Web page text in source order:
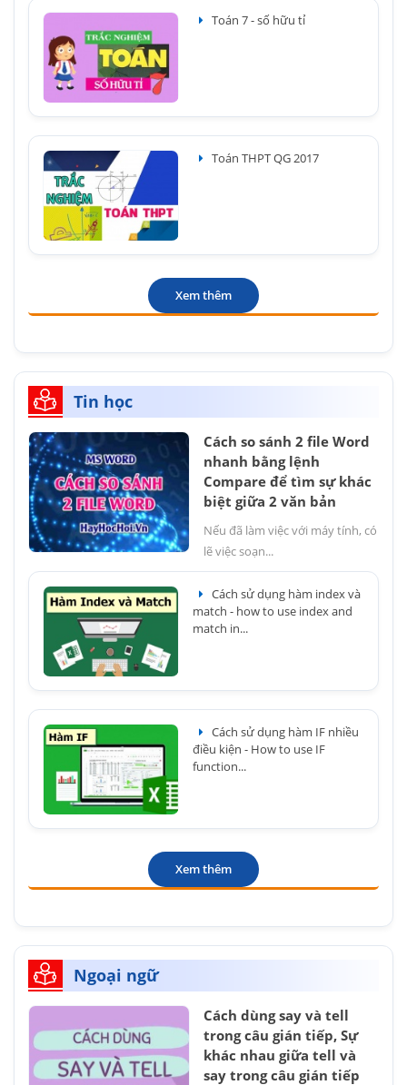
Toán 7 - số hữu tỉ
Toán THPT QG 2017
Xem thêm
Tin học
Cách so sánh 2 file Word
nhanh bằng lệnh
Compare để tìm sự khác
biệt giữa 2 văn bản
Nếu đã làm việc với máy tính, có
lẽ việc soạn...
Cách sử dụng hàm index và
match - how to use index and
match in...
Cách sử dụng hàm IF nhiều
điều kiện - How to use IF
function...
Xem thêm
Ngoại ngữ
Cách dùng say và tell
trong câu gián tiếp, Sự
khác nhau giữa tell và
say trong câu gián tiếp